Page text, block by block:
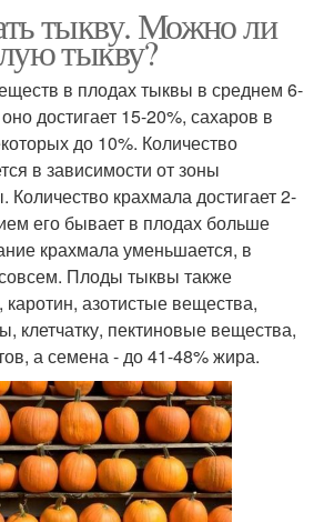
тыкву. Можно ли
тыкву?
в плодах тыквы в среднем 6-
достигает 15-20%, сахаров в
до 10%. Количество
в зависимости от зоны
крахмала достигает 2-
его бывает в плодах больше
крахмала уменьшается, в
Плоды тыквы также
азотистые вещества,
клетчатку, пектиновые вещества,
а семена - до 41-48% жира.